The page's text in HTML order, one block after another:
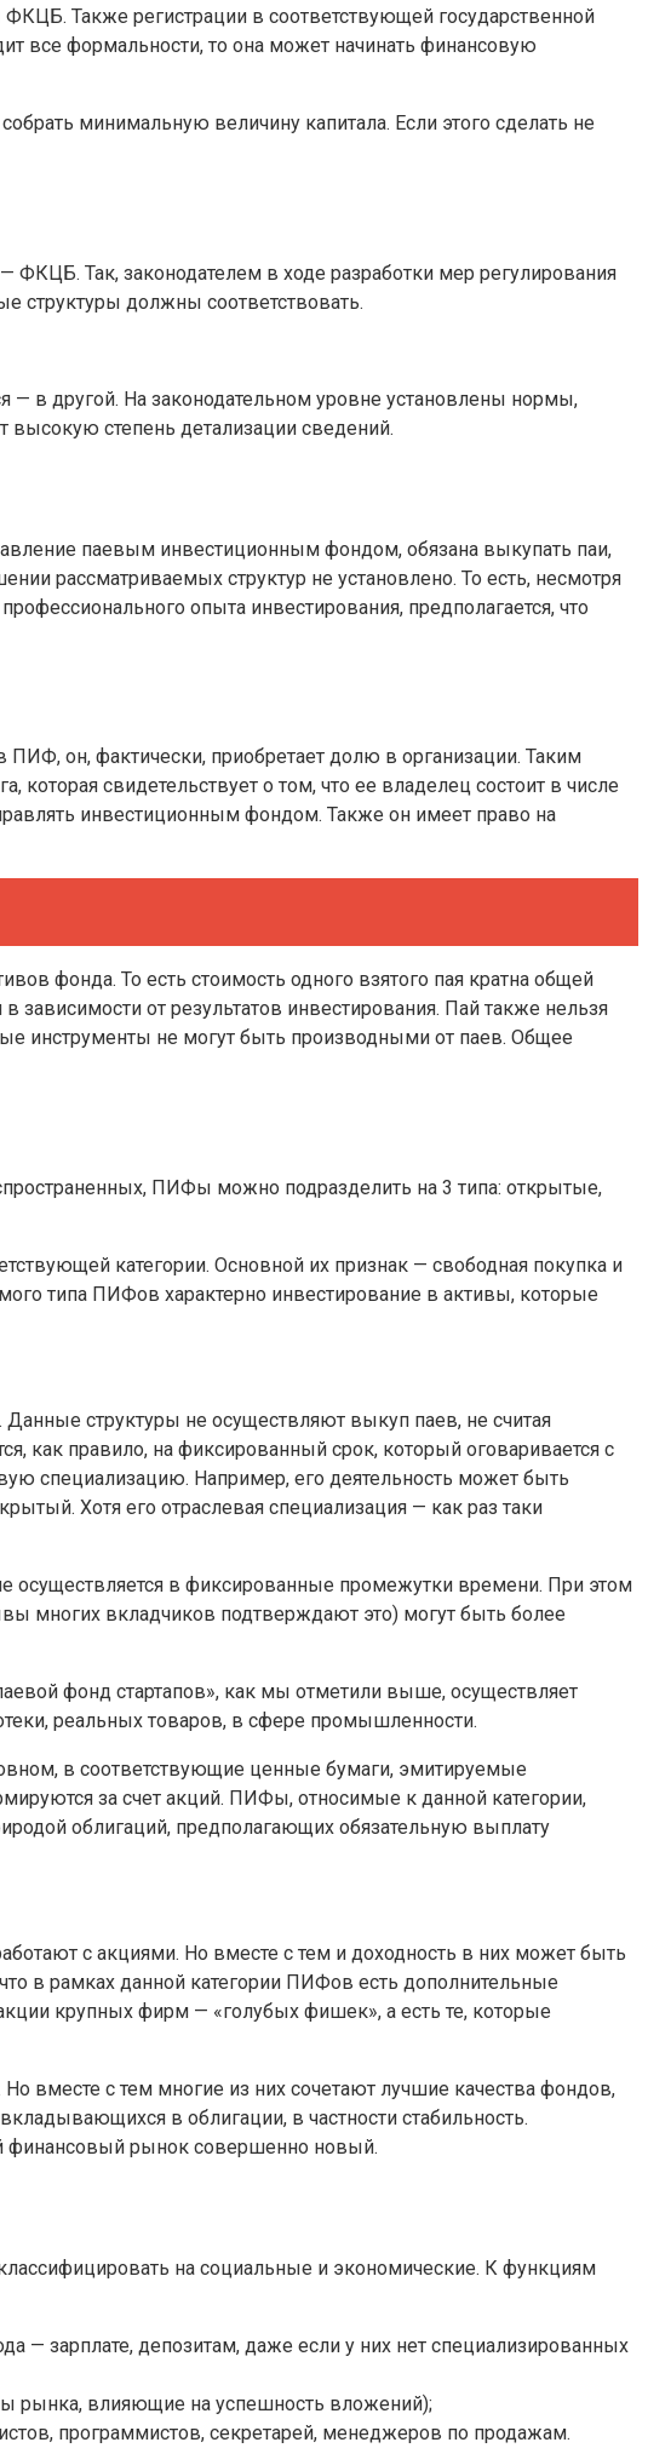
Также регистрации в соответствующей государственной
все формальности, то она может начинать финансовую
минимальную величину капитала. Если этого сделать не
Так, законодателем в ходе разработки мер регулирования
структуры должны соответствовать.
в другой. На законодательном уровне установлены нормы,
степень детализации сведений.
паевым инвестиционным фондом, обязана выкупать паи,
рассматриваемых структур не установлено. То есть, несмотря
опыта инвестирования, предполагается, что
он, фактически, приобретает долю в организации. Таким
свидетельствует о том, что ее владелец состоит в числе
инвестиционным фондом. Также он имеет право на
фонда. То есть стоимость одного взятого пая кратна общей
от результатов инвестирования. Пай также нельзя
инструменты не могут быть производными от паев. Общее
ПИФы можно подразделить на 3 типа: открытые,
категории. Основной их признак — свободная покупка и
типа ПИФов характерно инвестирование в активы, которые
структуры не осуществляют выкуп паев, не считая
как правило, на фиксированный срок, который оговаривается с
специализацию. Например, его деятельность может быть
Хотя его отраслевая специализация — как раз таки
осуществляется в фиксированные промежутки времени. При этом
многих вкладчиков подтверждают это) могут быть более
фонд стартапов», как мы отметили выше, осуществляет
реальных товаров, в сфере промышленности.
в соответствующие ценные бумаги, эмитируемые
за счет акций. ПИФы, относимые к данной категории,
облигаций, предполагающих обязательную выплату
с акциями. Но вместе с тем и доходность в них может быть
в рамках данной категории ПИФов есть дополнительные
крупных фирм — «голубых фишек», а есть те, которые
вместе с тем многие из них сочетают лучшие качества фондов,
в облигации, в частности стабильность.
финансовый рынок совершенно новый.
на социальные и экономические. К функциям
— зарплате, депозитам, даже если у них нет специализированных
рынка, влияющие на успешность вложений);
программистов, секретарей, менеджеров по продажам.